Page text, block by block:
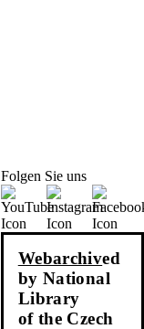
Folgen Sie uns
Webarchived
by National
Library
of the Czech